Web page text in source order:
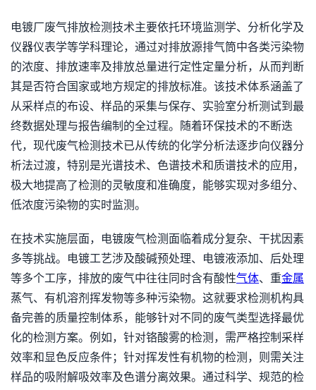
电镀厂废气排放检测技术主要依托环境监测学、分析化学及
仪器仪表学等学科理论，通过对排放源排气筒中各类污染物
的浓度、排放速率及排放总量进行定性定量分析，从而判断
其是否符合国家或地方规定的排放标准。该技术体系涵盖了
从采样点的布设、样品的采集与保存、实验室分析测试到最
终数据处理与报告编制的全过程。随着环保技术的不断迭
代，现代废气检测技术已从传统的化学分析法逐步向仪器分
析法过渡，特别是光谱技术、色谱技术和质谱技术的应用，
极大地提高了检测的灵敏度和准确度，能够实现对多组分、
低浓度污染物的实时监测。
在技术实施层面，电镀废气检测面临着成分复杂、干扰因素
多等挑战。电镀工艺涉及酸碱预处理、电镀液添加、后处理
等多个工序，排放的废气中往往同时含有酸性气体、重金属
蒸气、有机溶剂挥发物等多种污染物。这就要求检测机构具
备完善的质量控制体系，能够针对不同的废气类型选择最优
化的检测方案。例如，针对铬酸雾的检测，需严格控制采样
效率和显色反应条件；针对挥发性有机物的检测，则需关注
样品的吸附解吸效率及色谱分离效果。通过科学、规范的检